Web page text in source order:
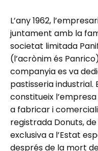
L’any 1962,
juntament amb la
societat limitada
(l’acrònim és
companyia es va
pastisseria industrial.
constitueix
a fabricar i
registrada Donuts,
exclusiva a l’Estat
després de la mort